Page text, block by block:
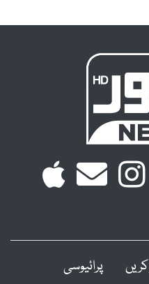
پرائیوسی